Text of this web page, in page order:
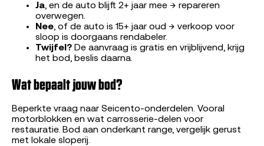
Ja, en de auto blijft 2+ jaar mee → repareren
overwegen.
Nee, of de auto is 15+ jaar oud → verkoop voor
sloop is doorgaans rendabeler.
Twijfel? De aanvraag is gratis en vrijblijvend, krijg
het bod, beslis daarna.
Wat bepaalt jouw bod?
Beperkte vraag naar Seicento-onderdelen. Vooral
motorblokken en wat carrosserie-delen voor
restauratie. Bod aan onderkant range, vergelijk gerust
met lokale sloperij.